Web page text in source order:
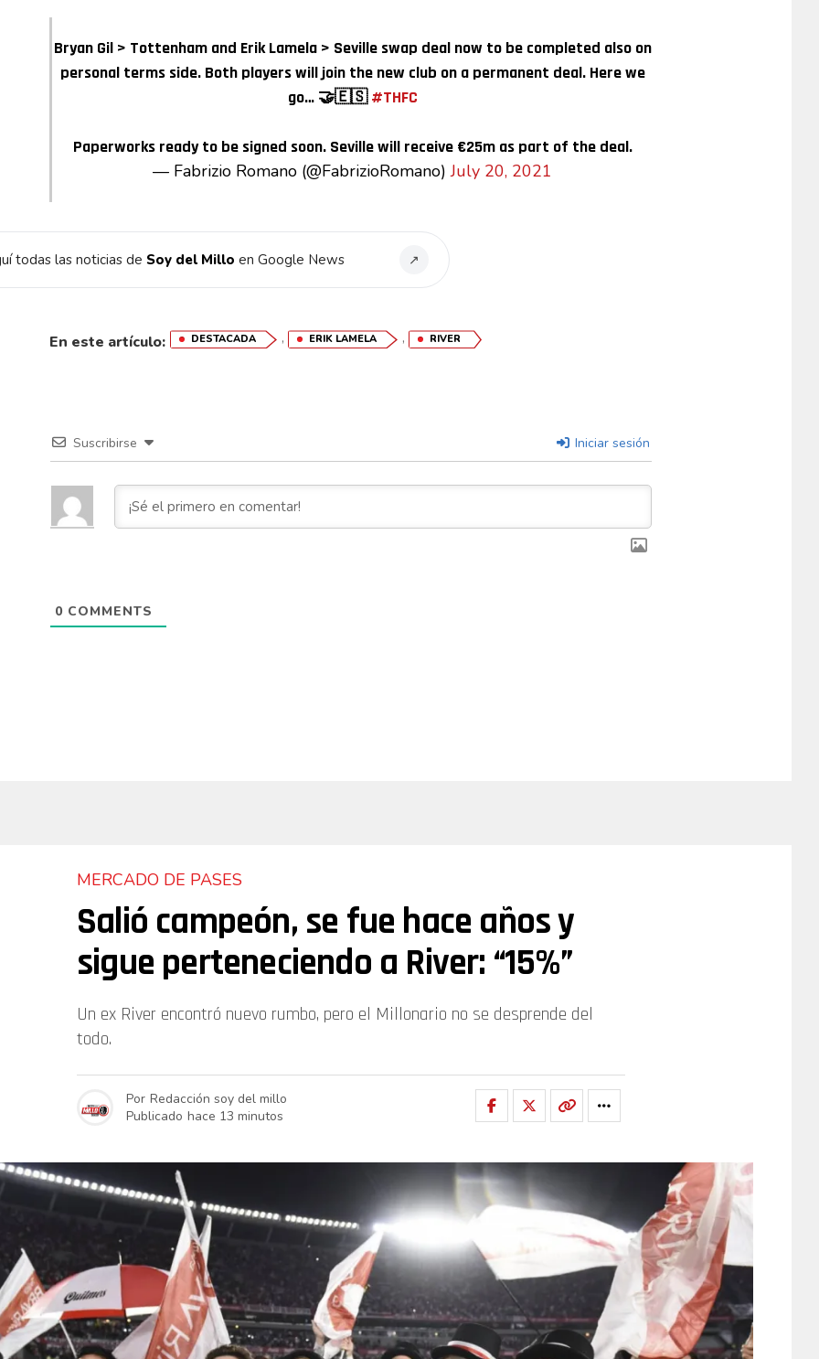
Bryan Gil > Tottenham and Erik Lamela > Seville swap deal now to be completed also on
personal terms side. Both players will join the new club on a permanent deal. Here we
go… 🤝🇪🇸#THFC
Paperworks ready to be signed soon. Seville will receive €25m as part of the deal.
— Fabrizio Romano (@FabrizioRomano)July 20, 2021
todas las noticias de Soy del Millo en Google News ↗
En este artículo: DESTACADA , ERIK LAMELA , RIVER
Suscribirse Iniciar sesión
0 COMMENTS
MERCADO DE PASES
Salió campeón, se fue hace años y
sigue perteneciendo a River: “15%”
Un ex River encontró nuevo rumbo, pero el Millonario no se desprende del
todo.
Por Redacción soy del millo
Publicado hace 13 minutos